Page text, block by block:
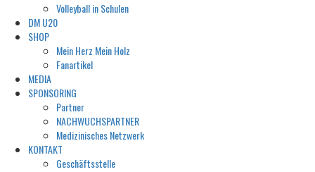
Volleyball in Schulen
DM U20
SHOP
Mein Herz Mein Holz
Fanartikel
MEDIA
SPONSORING
Partner
NACHWUCHSPARTNER
Medizinisches Netzwerk
KONTAKT
Geschäftsstelle